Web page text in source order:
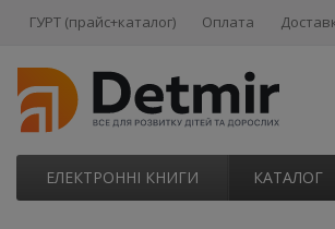
ГУРТ (прайс+каталог) Оплата
ЕЛЕКТРОННІ КНИГИ КАТАЛОГ